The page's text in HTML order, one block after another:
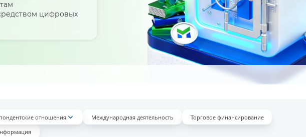
цифровых
отношения Международная деятельность
Торговое финансирование